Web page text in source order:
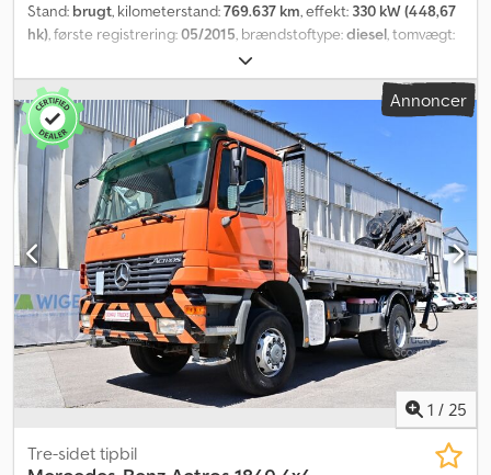
Stand: brugt, kilometerstand:769.637 km, effekt: 330 kW (448,67
hk), første registrering:05/2015, brændstoftype:diesel, tomvægt:
18.000 kg, dækstørrelse:
akslekonfiguration:2 aksler, bremser:motorbremsning, førerhus:
sovekabine, geartype:automatisk, emissionsklasse:Euro 6,
affjedring:stål-luft, antal senge: , antal sæder:
bordincomputer, centrallås, differentialespær, fartpilot,
klimaanlæg, parkeringsvarmer, spoiler, trykluftbremse
Mercedes Benz Actros 1840 MP4 | ABS, ASR, elektriske vinduer,
fartpilot | Automatgear, EURO6, klimaanlæg, oliefyr | Sædevarme |
Køleskab | Dæk foraksel 385/55R22,5 | Dæk bagaksel 315/70R22,5 |
Indtastningsfejl, ændringer og mellemsalg forbeholdes. Csdezkkn
Dopfx Ac Dsha
Annoncer
1 / 25
Tre-sidet tipbil